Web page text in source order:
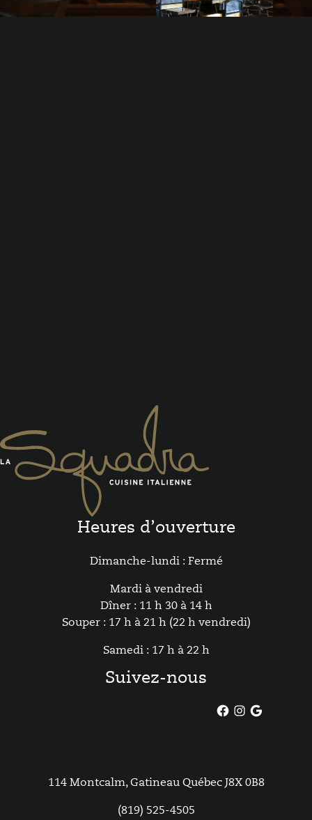
Heures d’ouverture
Dimanche-lundi : Fermé
Mardi à vendredi
Dîner : 11 h 30 à 14 h
Souper : 17 h à 21 h (22 h vendredi)
Samedi : 17 h à 22 h
Suivez-nous
114 Montcalm, Gatineau Québec J8X 0B8
(819) 525-4505